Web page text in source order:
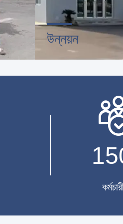
উন্নয়ন
যন্ত্রপাতি কর্মশালা।আমরা